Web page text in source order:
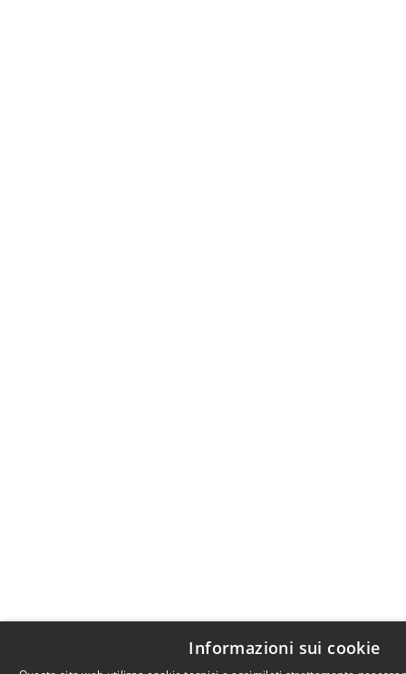
Informazioni sui cookie